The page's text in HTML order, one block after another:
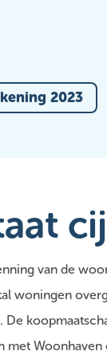
2023
van de
woningen